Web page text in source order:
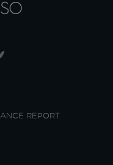
REPORT